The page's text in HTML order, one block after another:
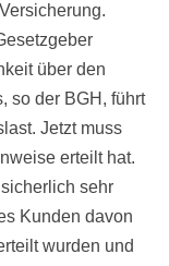
über den
so der BGH, führt
Jetzt muss
erteilt hat.
sehr
Kunden davon
wurden und